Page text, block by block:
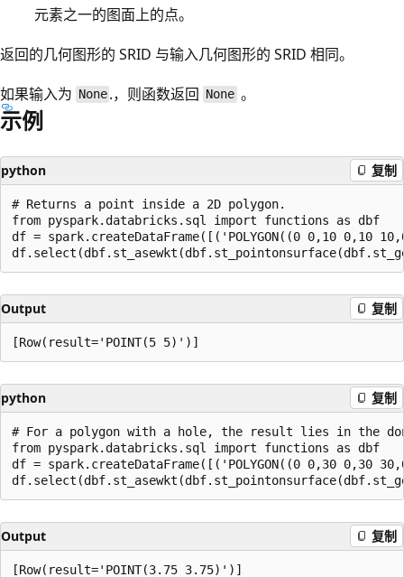
元素之一的图面上的点。
返回的几何图形的 SRID 与输入几何图形的 SRID 相同。
如果输入为 None .，则函数返回 None。
示例
python 复制
# Returns a point inside a 2D polygon.
from pyspark.databricks.sql import functions as dbf
df = spark.createDataFrame([('POLYGON((0 0,10
Output 复制
python 复制
# For a polygon with a hole, the result lies in the
from pyspark.databricks.sql import functions as dbf
df = spark.createDataFrame([('POLYGON((0 0,30
Output 复制